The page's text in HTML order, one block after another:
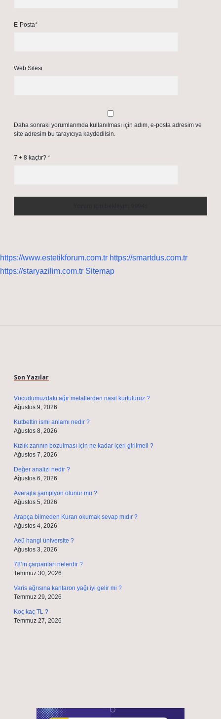
E-Posta*
Web Sitesi
Daha sonraki yorumlarımda kullanılması için adım, e-posta adresim ve
site adresim bu tarayıcıya kaydedilsin.
7 + 8 kaçtır? *
https://www.estetikforum.com.tr https://smartdus.com.tr
https://staryazilim.com.tr Sitemap
Son Yazılar
Vücudumuzdaki ağır metallerden nasıl kurtuluruz ?
Ağustos 9, 2026
Kutbettin ismi anlamı nedir ?
Ağustos 8, 2026
Kızlık zarının bozulması için ne kadar içeri girilmeli ?
Ağustos 7, 2026
Değer analizi nedir ?
Ağustos 6, 2026
Averajla şampiyon olunur mu ?
Ağustos 5, 2026
Arapça bilmeden Kuran okumak sevap mıdır ?
Ağustos 4, 2026
Aeü hangi üniversite ?
Ağustos 3, 2026
78’in çarpanları nelerdir ?
Temmuz 30, 2026
Varis ağrısına kantaron yağı iyi gelir mi ?
Temmuz 29, 2026
Koç kaç TL ?
Temmuz 27, 2026